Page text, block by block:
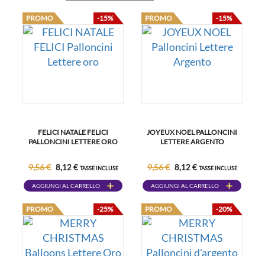
PROMO -15%
FELICI NATALE FELICI
PALLONCINI LETTERE ORO
9,56 € 8,12 € TASSE INCLUSE
AGGIUNGI AL CARRELLO
PROMO -15%
JOYEUX NOEL PALLONCINI
LETTERE ARGENTO
9,56 € 8,12 € TASSE INCLUSE
AGGIUNGI AL CARRELLO
PROMO -25% PROMO -20%